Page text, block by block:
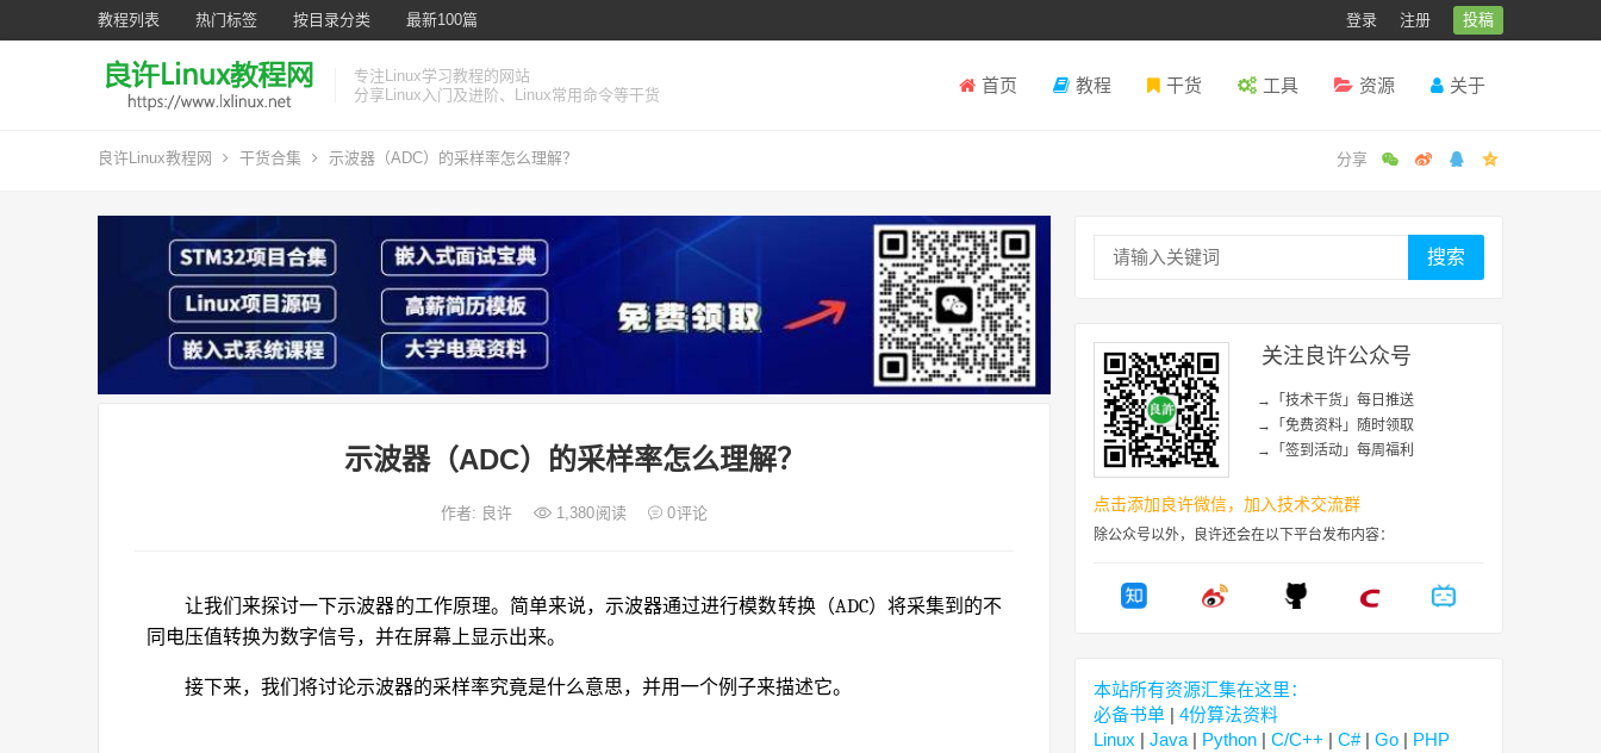
教程列表 热门标签 按目录分类 最新100篇 登录 注册 投稿
专注Linux学习教程的网站
分享Linux入门及进阶、Linux常用命令等干货
首页 教程 干货 工具 资源 关于
良许Linux教程网 干货合集 示波器（ADC）的采样率怎么理解？
示波器（ADC）的采样率怎么理解？
作者: 良许 1,380阅读 0评论
让我们来探讨一下示波器的工作原理。简单来说，示波器通过进行模数转换（ADC）将采集到的不
同电压值转换为数字信号，并在屏幕上显示出来。
接下来，我们将讨论示波器的采样率究竟是什么意思，并用一个例子来描述它。
搜索
关注良许公众号
→「技术干货」每日推送
→「免费资料」随时领取
→「签到活动」每周福利
点击添加良许微信，加入技术交流群
除公众号以外，良许还会在以下平台发布内容：
本站所有资源汇集在这里：
必备书单 | 4份算法资料
Linux | Java | Python | C/C++ | C#| Go | PHP